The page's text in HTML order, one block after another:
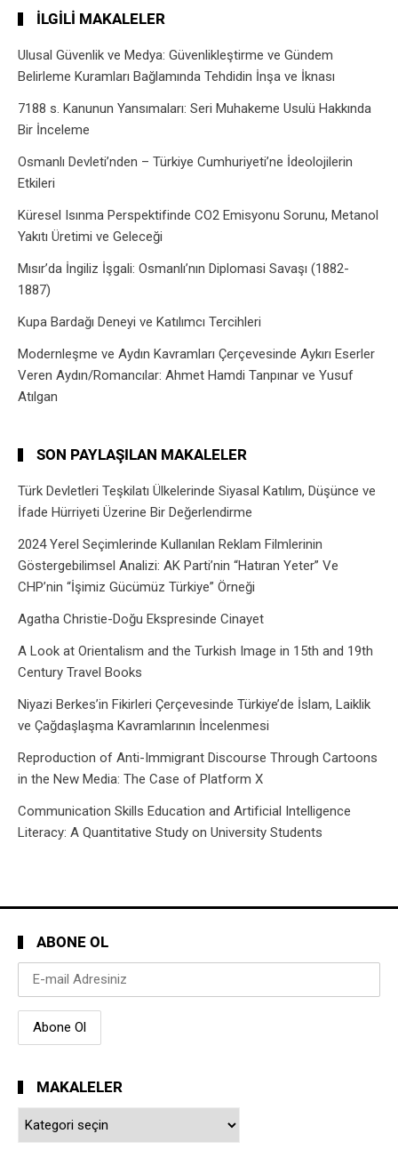
İLGILI MAKALELER
Ulusal Güvenlik ve Medya: Güvenlikleştirme ve Gündem
Belirleme Kuramları Bağlamında Tehdidin İnşa ve İknası
7188 s. Kanunun Yansımaları: Seri Muhakeme Usulü Hakkında
Bir İnceleme
Osmanlı Devleti’nden – Türkiye Cumhuriyeti’ne İdeolojilerin
Etkileri
Küresel Isınma Perspektifinde CO2 Emisyonu Sorunu, Metanol
Yakıtı Üretimi ve Geleceği
Mısır’da İngiliz İşgali: Osmanlı’nın Diplomasi Savaşı (1882-
1887)
Kupa Bardağı Deneyi ve Katılımcı Tercihleri
Modernleşme ve Aydın Kavramları Çerçevesinde Aykırı Eserler
Veren Aydın/Romancılar: Ahmet Hamdi Tanpınar ve Yusuf
Atılgan
SON PAYLAŞILAN MAKALELER
Türk Devletleri Teşkilatı Ülkelerinde Siyasal Katılım, Düşünce ve
İfade Hürriyeti Üzerine Bir Değerlendirme
2024 Yerel Seçimlerinde Kullanılan Reklam Filmlerinin
Göstergebilimsel Analizi: AK Parti’nin “Hatıran Yeter” Ve
CHP’nin “İşimiz Gücümüz Türkiye” Örneği
Agatha Christie-Doğu Ekspresinde Cinayet
A Look at Orientalism and the Turkish Image in 15th and 19th
Century Travel Books
Niyazi Berkes’in Fikirleri Çerçevesinde Türkiye’de İslam, Laiklik
ve Çağdaşlaşma Kavramlarının İncelenmesi
Reproduction of Anti-Immigrant Discourse Through Cartoons
in the New Media: The Case of Platform X
Communication Skills Education and Artificial Intelligence
Literacy: A Quantitative Study on University Students
ABONE OL
MAKALELER
Makaleler